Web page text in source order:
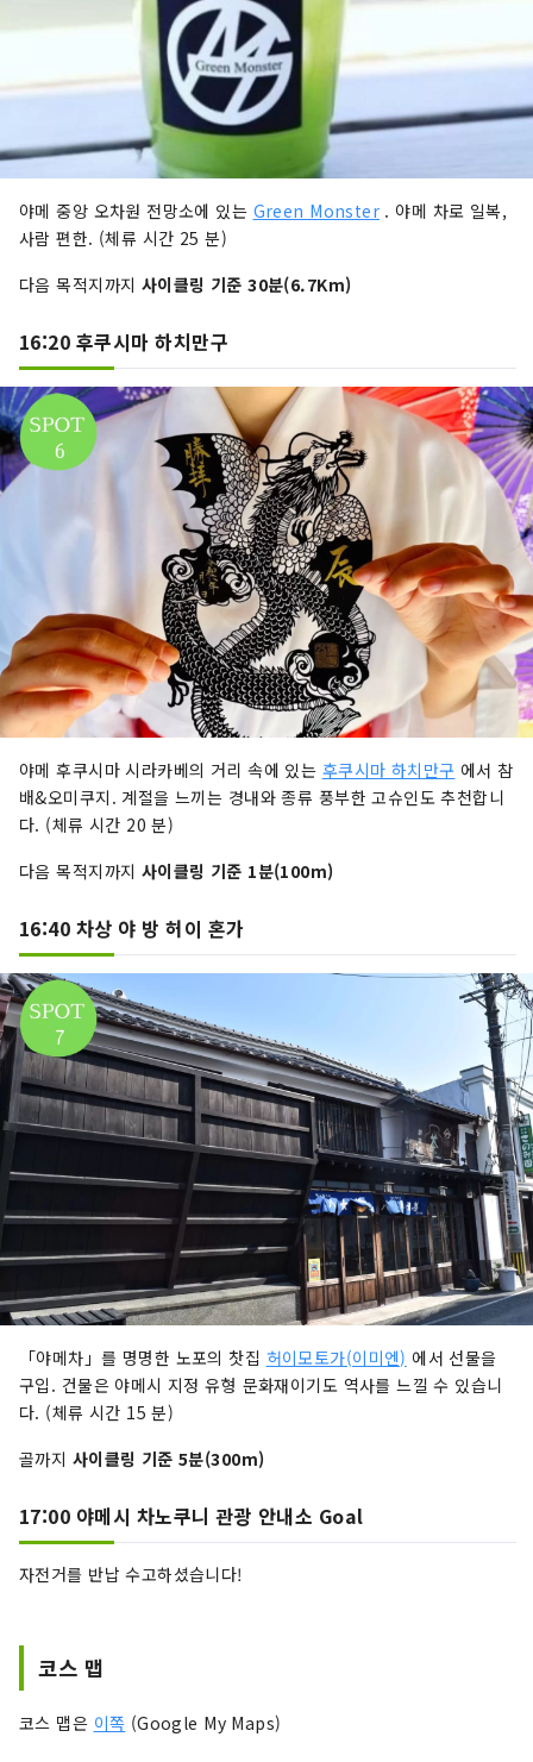
야메 중앙 오차원 전망소에 있는 Green Monster . 야메 차로 일복,
사람 편한. (체류 시간 25 분)
다음 목적지까지 사이클링 기준 30분(6.7Km)
16:20 후쿠시마 하치만구
야메 후쿠시마 시라카베의 거리 속에 있는 후쿠시마 하치만구 에서 참
배&오미쿠지. 계절을 느끼는 경내와 종류 풍부한 고슈인도 추천합니
다. (체류 시간 20 분)
다음 목적지까지 사이클링 기준 1분(100m)
16:40 차상 야 방 허이 혼가
「야메차」를 명명한 노포의 찻집 허이모토가(이미엔) 에서 선물을
구입. 건물은 야메시 지정 유형 문화재이기도 역사를 느낄 수 있습니
다. (체류 시간 15 분)
골까지 사이클링 기준 5분(300m)
17:00 야메시 차노쿠니 관광 안내소 Goal
자전거를 반납 수고하셨습니다!
코스 맵
코스 맵은 이쪽 (Google My Maps)